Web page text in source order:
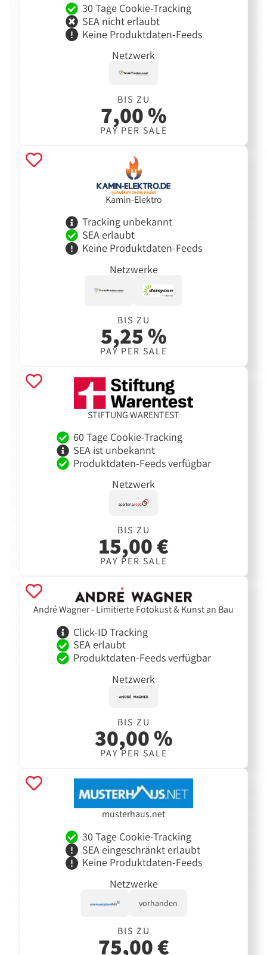
30 Tage Cookie-Tracking
SEA nicht erlaubt
Keine Produktdaten-Feeds
Netzwerk
BIS ZU
7,00 %
PAY PER SALE
Kamin-Elektro
Tracking unbekannt
SEA erlaubt
Keine Produktdaten-Feeds
Netzwerke
BIS ZU
5,25 %
PAY PER SALE
STIFTUNG WARENTEST
60 Tage Cookie-Tracking
SEA ist unbekannt
Produktdaten-Feeds verfügbar
Netzwerk
BIS ZU
15,00 €
PAY PER SALE
André Wagner - Limitierte Fotokust & Kunst an Bau
Click-ID Tracking
SEA erlaubt
Produktdaten-Feeds verfügbar
Netzwerk
BIS ZU
30,00 %
PAY PER SALE
musterhaus.net
30 Tage Cookie-Tracking
SEA eingeschränkt erlaubt
Keine Produktdaten-Feeds
Netzwerke
vorhanden
BIS ZU
75,00 €